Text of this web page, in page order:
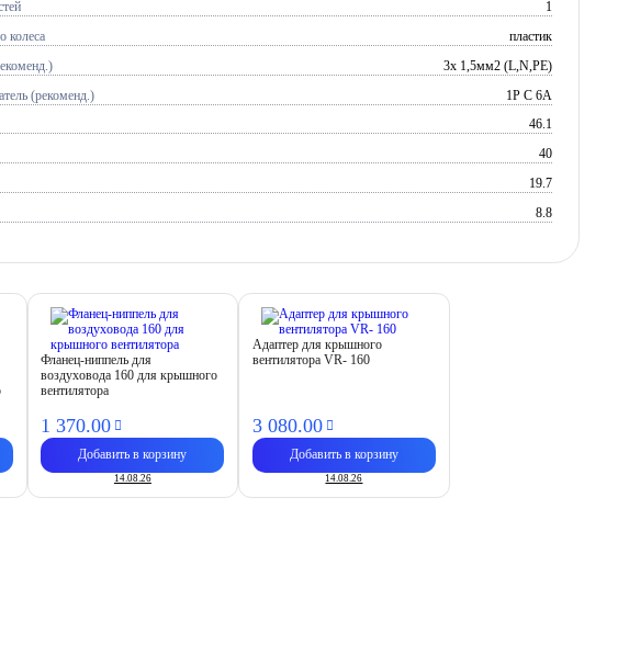
1
колеса пластик
3х 1,5мм2 (L,N,PE)
(рекоменд.) 1P C 6A
46.1
40
19.7
8.8
Фланец-ниппель для
воздуховода 160 для крышного
вентилятора
1 370.00
Добавить в корзину
14.08.26
Адаптер для крышного
вентилятора VR- 160
3 080.00
Добавить в корзину
14.08.26